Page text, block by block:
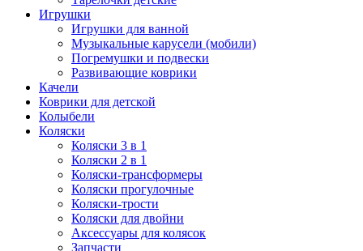
Игрушки
Игрушки для ванной
Музыкальные карусели (мобили)
Погремушки и подвески
Развивающие коврики
Качели
Коврики для детской
Колыбели
Коляски
Коляски 3 в 1
Коляски 2 в 1
Коляски-трансформеры
Коляски прогулочные
Коляски-трости
Коляски для двойни
Аксессуары для колясок
Запчасти